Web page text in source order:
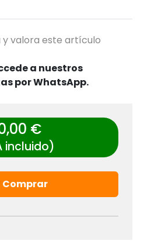
valora este artículo
a nuestros
por WhatsApp.
€
incluido)
Comprar